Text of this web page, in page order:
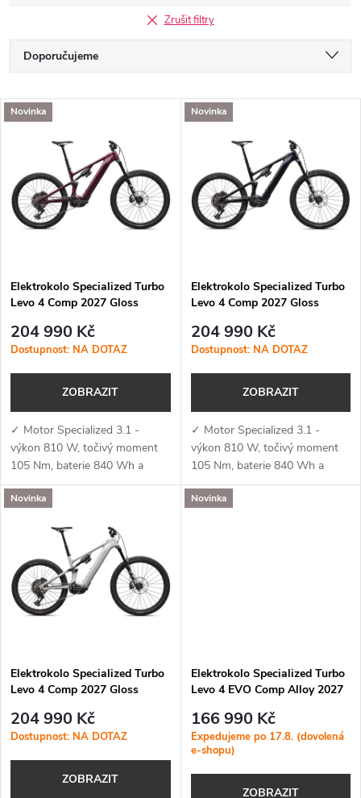
Zrušit filtry
Ř
a
e
n
p
r
o
d
u
k
ů
Doporučujeme
Nejdražší
Nejprodávanější
Abecedně
V
p
s
p
r
d
u
k
t
ů
Novinka
Elektrokolo Specialized Turbo
Levo 4 Comp 2027 Gloss
Metallic
204 990 Kč
Dostupnost: NA DOTAZ
ZOBRAZIT
✓ Motor Specialized 3.1 -
výkon 810 W, točivý moment
105 Nm, baterie 840 Wh a
podpora aplikace Specialized
(MicroTune, OTA aktualizace,
Novinka
Elektrokolo Specialized Turbo
Levo 4 Comp 2027 Gloss
204 990 Kč
Dostupnost: NA DOTAZ
ZOBRAZIT
✓ Motor Specialized 3.1 -
výkon 810 W, točivý moment
105 Nm, baterie 840 Wh a
podpora aplikace Specialized
(MicroTune, OTA aktualizace,
Novinka
Elektrokolo Specialized Turbo
Levo 4 Comp 2027 Gloss
204 990 Kč
Dostupnost: NA DOTAZ
ZOBRAZIT
Novinka
Elektrokolo Specialized Turbo
Levo 4 EVO Comp Alloy 2027
Metallic Obsidian
166 990 Kč
Expedujeme po 17.8. (dovolená
e-shopu)
ZOBRAZIT